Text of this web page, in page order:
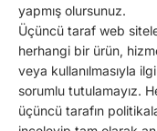
yapmış olursunuz.
Üçüncü taraf web
herhangi bir ürün,
veya kullanılmasıyla
sorumlu tutulamayız.
üçüncü tarafın